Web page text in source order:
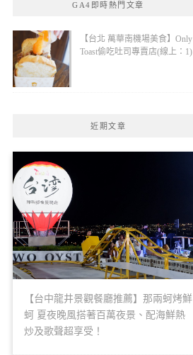
GA4即時熱門文章
【台北 萬華南機場美食】Only
Toast偷吃吐司專賣店(線上：1)
近期文章
【台中龍井景觀餐廳推薦】那兩蚵烤鮮
蚵 夏夜晚風搭著百萬夜景、配海鮮熱
炒及歌聲超享受！